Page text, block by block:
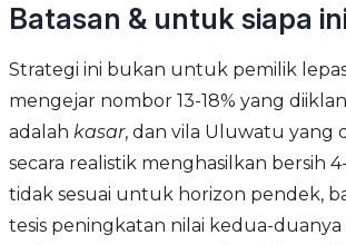
Batasan & untuk siapa
Strategi ini bukan untuk pemilik
mengejar nombor 13-18% yang
adalah kasar, dan vila Uluwatu yang
secara realistik menghasilkan bersih
tidak sesuai untuk horizon pendek,
tesis peningkatan nilai kedua-